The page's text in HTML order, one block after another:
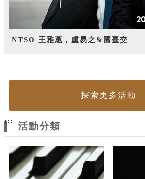
NTSO 王雅蕙，盧易之&國臺交
探索更多活動
:::
活動分類